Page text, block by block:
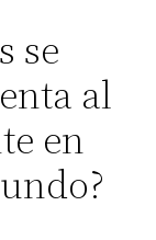
se
al
en